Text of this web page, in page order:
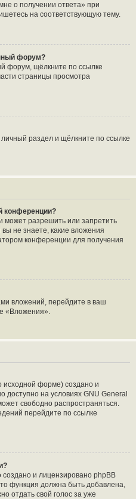
о получении ответа» при
на соответствующую тему.
форум?
форум, щёлкните по ссылке
страницы просмотра
раздел и щёлкните по ссылке
конференции?
может разрешить или запретить
не знаете, какие вложения
конференции для получения
вложений, перейдите в ваш
«Вложения».
исходной форме) создано и
доступно на условиях GNU General
свободно распространяться.
перейдите по ссылке
и лицензировано phpBB
функция должна быть добавлена,
отдать свой голос за уже